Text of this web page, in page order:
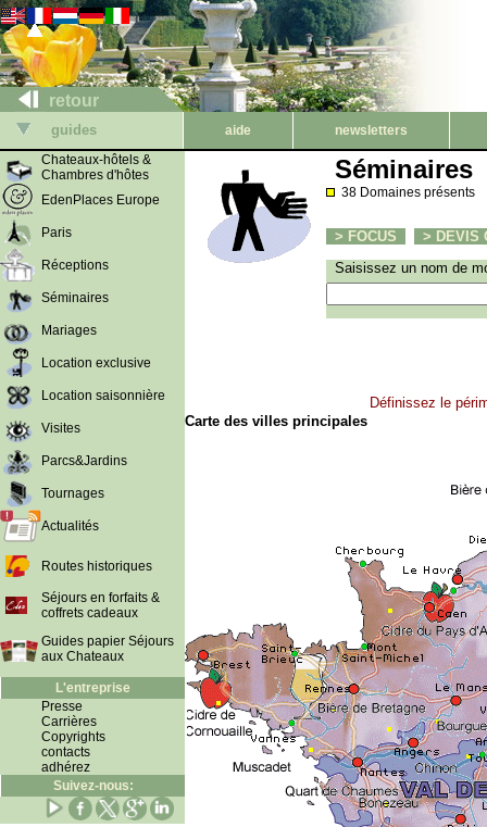
retour
guides aide
newsletters
Chateaux-hôtels &
Chambres d'hôtes
EdenPlaces Europe
Paris
Réceptions
Séminaires
Mariages
Location exclusive
Location saisonnière
Visites
Parcs&Jardins
Tournages
Actualités
Routes historiques
Séjours en forfaits &
coffrets cadeaux
Guides papier Séjours
aux Chateaux
L'entreprise
Presse
Carrières
Copyrights
contacts
adhérez
Suivez-nous:
Séminaires
38 Domaines présents
> FOCUS
> DEVIS
Saisissez un nom de
Définissez le
Carte des villes principales